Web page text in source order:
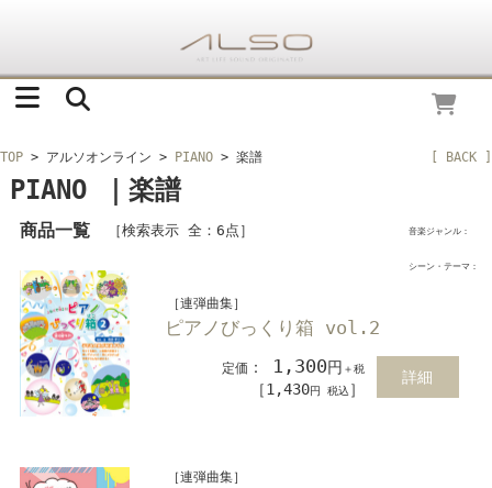
TOP > アルソオンライン > PIANO > 楽譜 [ BACK ]
PIANO ｜楽譜
音楽ジャンル：
シーン・テーマ：
商品一覧 ［検索表示 全：6点］
［連弾曲集］
ピアノびっくり箱 vol.2
定価 ： 1,300円 ＋税
［1,430円 税込 ］
詳細
［連弾曲集］